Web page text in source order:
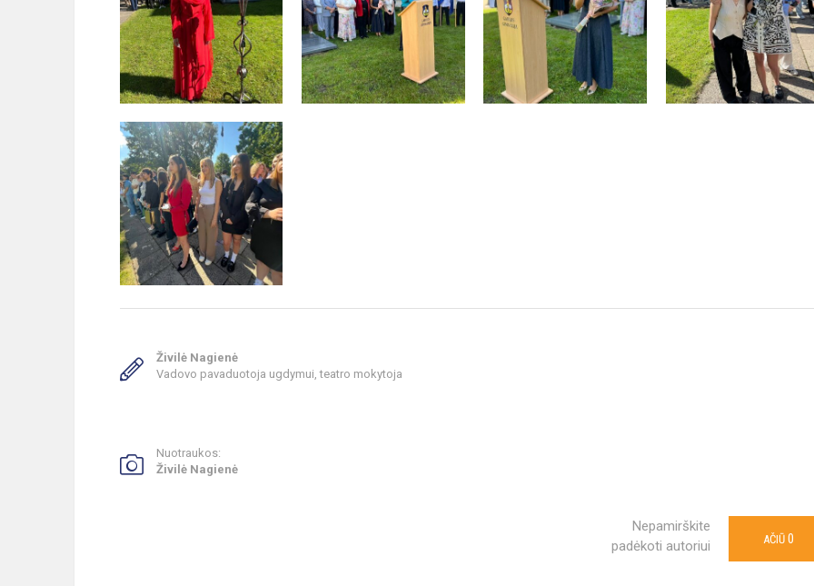
Živilė Nagienė
Vadovo pavaduotoja ugdymui, teatro mokytoja
Nuotraukos:
Živilė Nagienė
Nepamirškite
padėkoti autoriui
AČIŪ 0